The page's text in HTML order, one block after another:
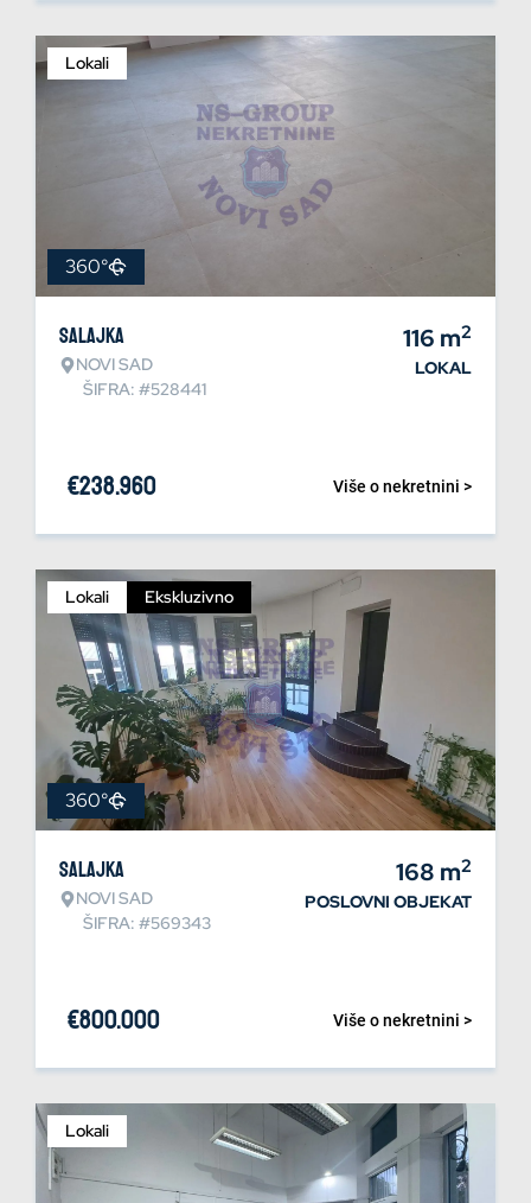
Lokali
360°
Salajka
NOVI SAD
ŠIFRA: #528441
116 m2
LOKAL
Više o nekretnini >
€238.960
Lokali Ekskluzivno
360°
Salajka
NOVI SAD
ŠIFRA: #569343
168 m2
POSLOVNI OBJEKAT
Više o nekretnini >
€800.000
Lokali